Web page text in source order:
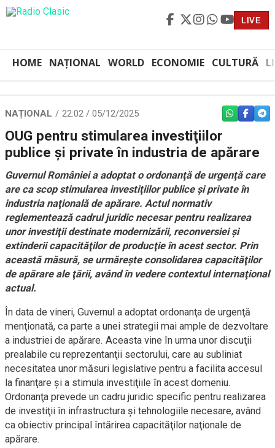
LIVE
HOME NAȚIONAL WORLD ECONOMIE CULTURĂ
NAȚIONAL 22:02 / 05/12/2025 WHATSAPP
OUG pentru stimularea investiţiilor
publice şi private în industria de apărare
Guvernul României a adoptat o ordonanţă de urgenţă care
are ca scop stimularea investiţiilor publice şi private în
industria naţională de apărare. Actul normativ
reglementează cadrul juridic necesar pentru realizarea
unor investiţii destinate modernizării, reconversiei şi
extinderii capacităţilor de producţie în acest sector. Prin
această măsură, se urmăreşte consolidarea capacităţilor
de apărare ale ţării, având în vedere contextul internaţional
actual.
În data de vineri, Guvernul a adoptat ordonanţa de urgenţă
menţionată, ca parte a unei strategii mai ample de dezvoltare
a industriei de apărare. Aceasta vine în urma unor discuţii
prealabile cu reprezentanţii sectorului, care au subliniat
necesitatea unor măsuri legislative pentru a facilita accesul
la finanţare şi a stimula investiţiile în acest domeniu.
Ordonanţa prevede un cadru juridic specific pentru realizarea
de investiţii în infrastructura şi tehnologiile necesare, având
ca obiectiv principal întărirea capacităţilor naţionale de
apărare.